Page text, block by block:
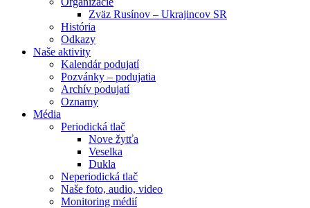
Zväz Rusínov – Ukrajincov SR
História
Odkazy
Naše aktivity
Kalendár podujatí
Pozvánky – podujatia
Archív podujatí
Oznamy
Média
Periodická tlač
Nove žytťa
Veselka
Dukla
Neperiodická tlač
Naše foto, audio, video
Monitoring médií